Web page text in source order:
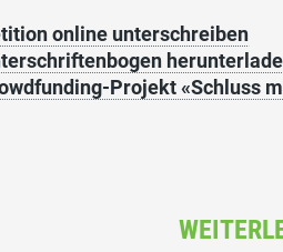
online unterschreiben
Projekt «Schluss